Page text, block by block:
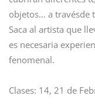
objetos… a travésde
Saca al artista que
es necesaria
fenomenal.
Clases: 14, 21 de